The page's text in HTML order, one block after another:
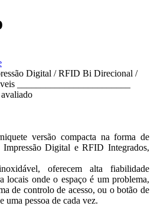
Digital / RFID Bi Direcional /
________________________
versão compacta na forma de
Digital e RFID Integrados,
oferecem alta fiabilidade
locais onde o espaço é um problema,
de controlo de acesso, ou o botão de
uma pessoa de cada vez.